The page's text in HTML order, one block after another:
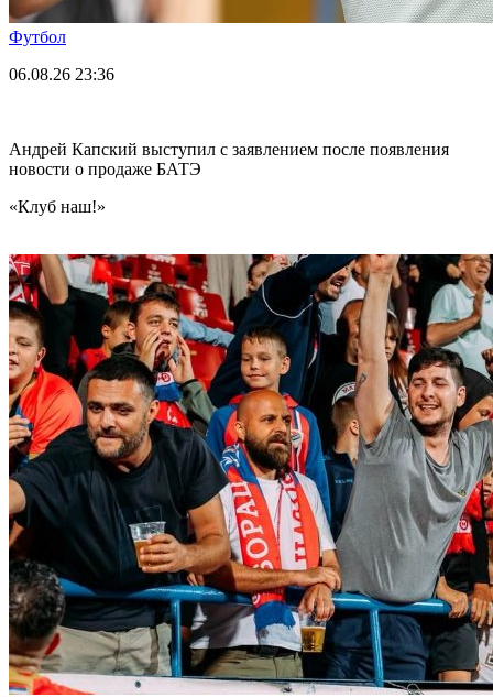
Футбол
06.08.26 23:36
Андрей Капский выступил с заявлением после появления
новости о продаже БАТЭ
«Клуб наш!»